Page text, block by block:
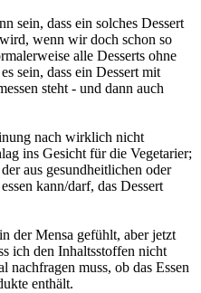
sein, dass ein solches Dessert
wenn wir doch schon so
alle Desserts ohne
sein, dass ein Dessert mit
steht - und dann auch
nach wirklich nicht
ins Gesicht für die Vegetarier;
aus gesundheitlichen oder
kann/darf, das Dessert
der Mensa gefühlt, aber jetzt
ich den Inhaltsstoffen nicht
nachfragen muss, ob das Essen
enthält.